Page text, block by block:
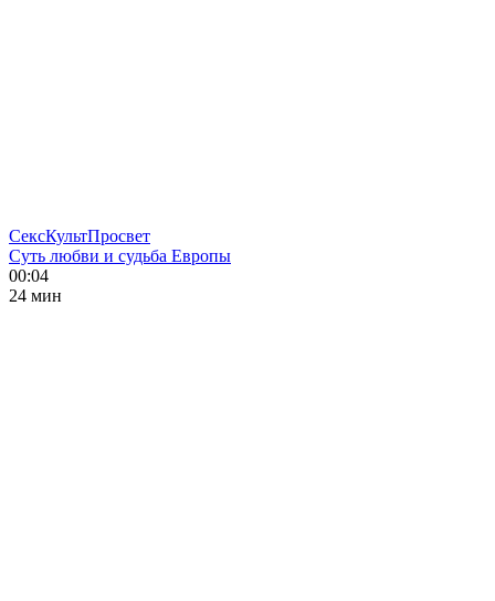
СексКультПросвет
Суть любви и судьба Европы
00:04
24 мин